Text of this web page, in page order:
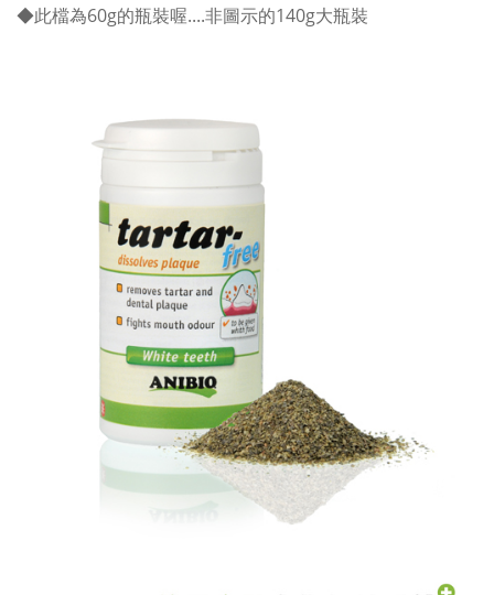
◆此檔為60g的瓶裝喔....非圖示的140g大瓶裝